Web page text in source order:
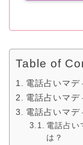
Table of
電話占いマデ
電話占いマデ
電話占いマデ
電話占い
は？